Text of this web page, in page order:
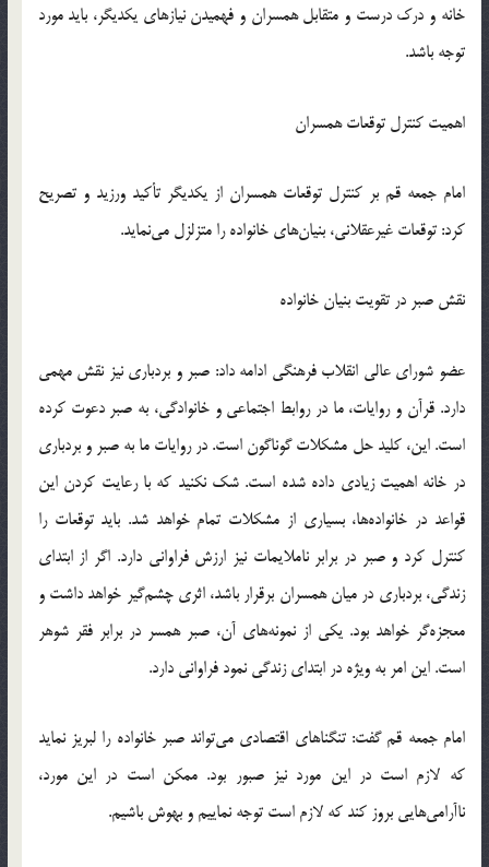
خانه و درک درست و متقابل همسران و فهمیدن نیازهای یکدیگر، باید مورد
توجه باشد.
اهمیت کنترل توقعات همسران
امام جمعه قم بر کنترل توقعات همسران از یکدیگر تأکید ورزید و تصریح
کرد: توقعات غیرعقلانی، بنیان‌های خانواده را متزلزل می‌نماید.
نقش صبر در تقویت بنیان خانواده
عضو شورای عالی انقلاب فرهنگی ادامه داد: صبر و بردباری نیز نقش مهمی
دارد. قرآن و روایات، ما در روابط اجتماعی و خانوادگی، به صبر دعوت کرده
است. این، کلید حل مشکلات گوناگون است. در روایات ما به صبر و بردباری
در خانه اهمیت زیادی داده شده است. شک نکنید که با رعایت کردن این
قواعد در خانواده‌ها، بسیاری از مشکلات تمام خواهد شد. باید توقعات را
کنترل کرد و صبر در برابر ناملایمات نیز ارزش فراوانی دارد. اگر از ابتدای
زندگی، بردباری در میان همسران برقرار باشد، اثری چشم‌گیر خواهد داشت و
معجزه‌گر خواهد بود. یکی از نمونه‌های آن، صبر همسر در برابر فقر شوهر
است. این امر به ویژه در ابتدای زندگی نمود فراوانی دارد.
امام جمعه قم گفت: تنگناهای اقتصادی می‌تواند صبر خانواده را لبریز نماید
که لازم است در این مورد نیز صبور بود. ممکن است در این مورد،
ناآرامی‌هایی بروز کند که لازم است توجه نماییم و بهوش باشیم.